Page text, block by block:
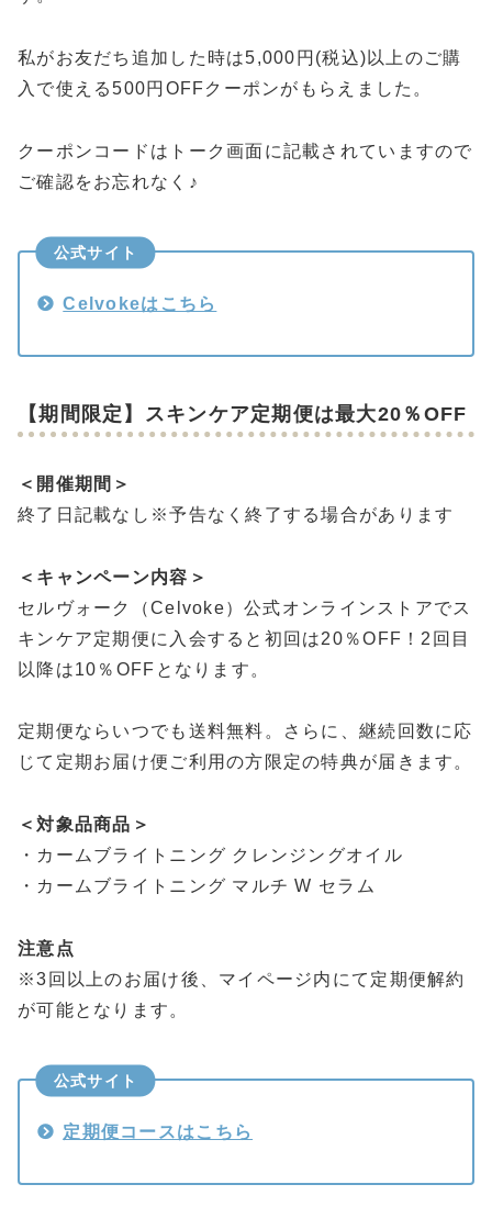
私がお友だち追加した時は5,000円(税込)以上のご購
入で使える500円OFFクーポンがもらえました。
クーポンコードはトーク画面に記載されていますので
ご確認をお忘れなく♪
公式サイト
Celvokeはこちら
【期間限定】スキンケア定期便は最大20％OFF
＜開催期間＞
終了日記載なし※予告なく終了する場合があります
＜キャンペーン内容＞
セルヴォーク（Celvoke）公式オンラインストアでス
キンケア定期便に入会すると初回は20％OFF！2回目
以降は10％OFFとなります。
定期便ならいつでも送料無料。さらに、継続回数に応
じて定期お届け便ご利用の方限定の特典が届きます。
＜対象品商品＞
・カームブライトニング クレンジングオイル
・カームブライトニング マルチ W セラム
注意点
※3回以上のお届け後、マイページ内にて定期便解約
が可能となります。
公式サイト
定期便コースはこちら